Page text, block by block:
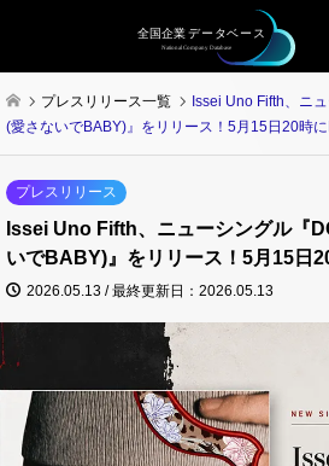
プレスリリース一覧
Issei Uno Fifth、ニ
(愛さないでBABY)』をリリース！5月15日20時
プレスリリース
Issei Uno Fifth、ニューシングル『
いでBABY)』をリリース！5月15日
2026.05.13 / 最終更新日：2026.05.13